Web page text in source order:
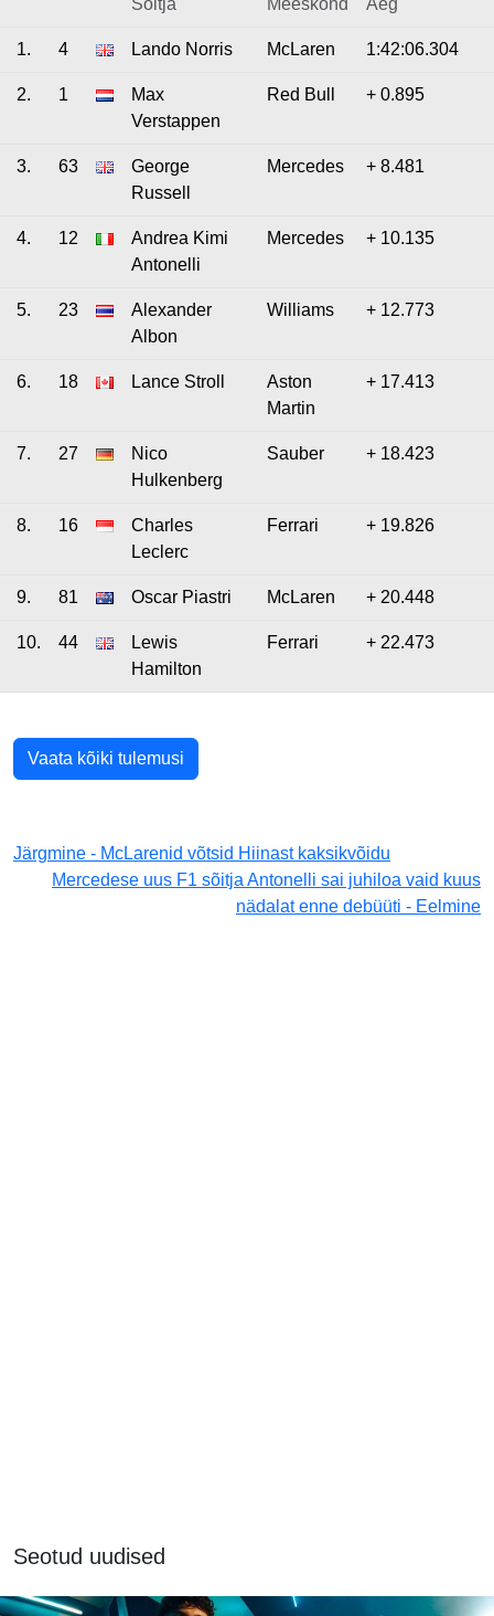
1. 4 Lando Norris McLaren 1:42:06.304
2. 1
Max
Verstappen
Red Bull + 0.895
3. 63
George
Russell
Mercedes + 8.481
4. 12
Andrea Kimi
Antonelli
Mercedes + 10.135
5. 23
Alexander
Albon
Williams + 12.773
6. 18 Lance Stroll
Aston
Martin
+ 17.413
7. 27
Nico
Hulkenberg
Sauber + 18.423
8. 16
Charles
Leclerc
Ferrari + 19.826
9. 81 Oscar Piastri McLaren + 20.448
10. 44
Lewis
Hamilton
Ferrari + 22.473
Vaata kõiki tulemusi
Järgmine - McLarenid võtsid Hiinast kaksikvõidu
Mercedese uus F1 sõitja Antonelli sai juhiloa vaid kuus
nädalat enne debüüti - Eelmine
Seotud uudised